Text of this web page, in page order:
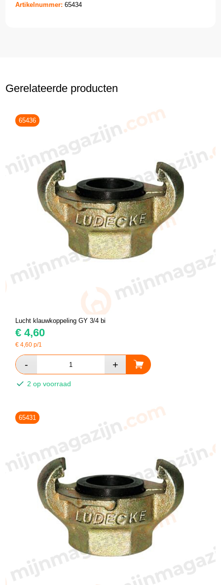
Artikelnummer: 65434
Gerelateerde producten
65436
Lucht klauwkoppeling GY 3/4 bi
€ 4,60
€4,60 p/1
2 op voorraad
65431